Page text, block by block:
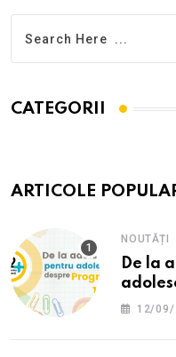
CATEGORII
ARTICOLE
NOUTĂȚI
De la
12/09/